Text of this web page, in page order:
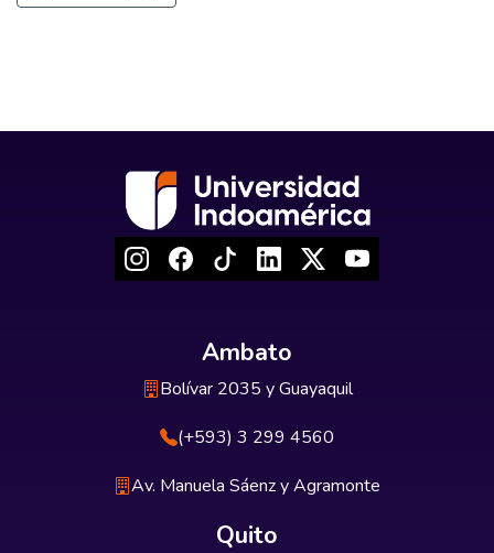
Ambato
Bolívar 2035 y Guayaquil
(+593) 3 299 4560
Av. Manuela Sáenz y Agramonte
Quito